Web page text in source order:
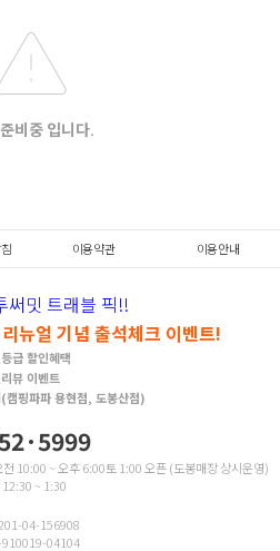
비중 입니다.
이용약관 이용안내
써밋 트래블 픽!!
뉴얼 기념 출석체크 이벤트!
급 할인혜택
뷰 이벤트
캠핑파파 용현점, 도봉산점)
전 10:00 ~ 오후 6:00토 1:00 오픈 (도봉매장 상시운영)
12:30 ~ 1:30
04-156908
910019-04104